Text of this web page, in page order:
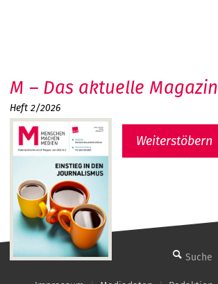
MMM - Menschen machen Medien
M – Das aktuelle Magazin
Heft 2/2026
Weiterstöbern